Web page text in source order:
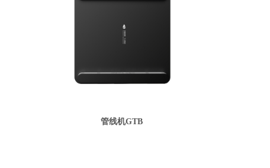
管线机GTB